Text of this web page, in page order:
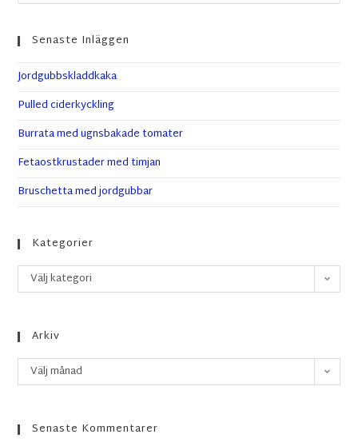
Senaste Inläggen
Jordgubbskladdkaka
Pulled ciderkyckling
Burrata med ugnsbakade tomater
Fetaostkrustader med timjan
Bruschetta med jordgubbar
Kategorier
Välj kategori
Arkiv
Välj månad
Senaste Kommentarer